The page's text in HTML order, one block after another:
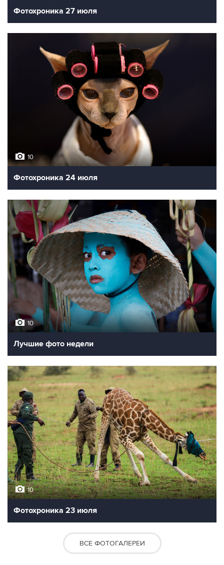
Фотохроника 27 июля
10
Фотохроника 24 июля
10
Лучшие фото недели
10
Фотохроника 23 июля
ВСЕ ФОТОГАЛЕРЕИ